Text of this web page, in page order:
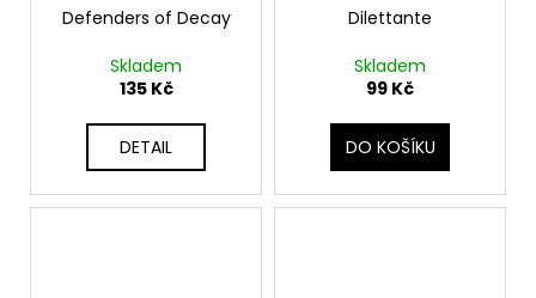
Defenders of Decay
Skladem
135 Kč
DETAIL
Dilettante
Skladem
99 Kč
DO KOŠÍKU